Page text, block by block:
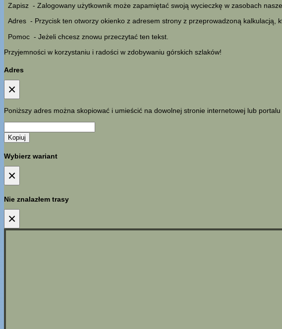
Zapisz - Zalogowany użytkownik może zapamiętać swoją wycieczkę w zasobach
Adres - Przycisk ten otworzy okienko z adresem strony z przeprowadzoną
Pomoc - Jeżeli chcesz znowu przeczytać ten tekst.
Przyjemności w korzystaniu i radości w zdobywaniu górskich szlaków!
Adres
×
Poniższy adres można skopiować i umieścić na dowolnej stronie internetowej lub
Kopiuj
Wybierz wariant
×
Nie znalazłem trasy
×